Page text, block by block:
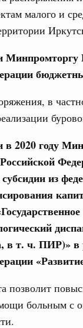
малого и
в
2020 году
из
в т. ч. ПИР)» в
позволит
больным с